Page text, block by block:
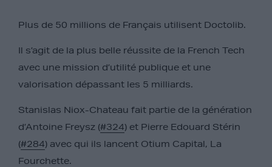
Plus de 50 millions de Français utilisent Doctolib.
Il s’agit de la plus belle réussite de la French Tech
avec une mission d’utilité publique et une
valorisation dépassant les 5 milliards.
Stanislas Niox-Chateau fait partie de la génération
d’Antoine Freysz (#324) et Pierre Edouard Stérin
(#284) avec qui ils lancent Otium Capital, La
Fourchette.